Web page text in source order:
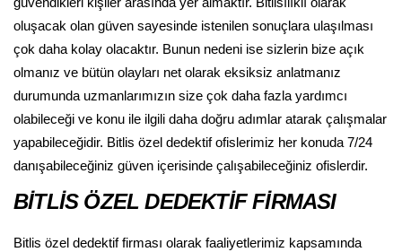
güvendikleri kişiler arasında yer almaktır. Bitlisılıklı olarak
oluşacak olan güven sayesinde istenilen sonuçlara ulaşılması
çok daha kolay olacaktır. Bunun nedeni ise sizlerin bize açık
olmanız ve bütün olayları net olarak eksiksiz anlatmanız
durumunda uzmanlarımızın size çok daha fazla yardımcı
olabileceği ve konu ile ilgili daha doğru adımlar atarak çalışmalar
yapabileceğidir. Bitlis özel dedektif ofislerimiz her konuda 7/24
danışabileceğiniz güven içerisinde çalışabileceğiniz ofislerdir.
BİTLİS ÖZEL DEDEKTİF FİRMASI
Bitlis özel dedektif firması olarak faaliyetlerimiz kapsamında